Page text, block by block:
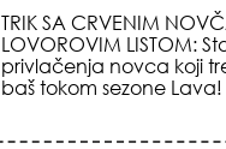
TRIK SA CRVENIM
LOVOROVIM LISTOM:
privlačenja novca koji
baš tokom sezone Lava!